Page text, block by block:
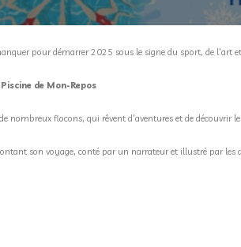
pour démarrer 2025 sous le signe du sport, de l’art
de Mon-Repos
nombreux flocons, qui rêvent d’aventures et de
son voyage, conté par un narrateur et illustré par